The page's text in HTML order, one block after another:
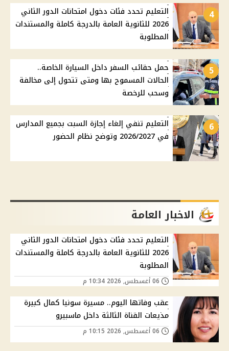
4
التعليم تحدد فئات دخول امتحانات الدور الثاني
2026 للثانوية العامة بالدرجة كاملة والمستندات
المطلوبة
5
حمل حقائب السفر داخل السيارة الخاصة..
الحالات المسموح بها ومتى تتحول إلى مخالفة
وسحب للرخصة
6
التعليم تنفي إلغاء إجازة السبت بجميع المدارس
في 2026/2027 وتوضح نظام الحضور
الاخبار العامة
التعليم تحدد فئات دخول امتحانات الدور الثاني
2026 للثانوية العامة بالدرجة كاملة والمستندات
المطلوبة
عقب وفاتها اليوم.. مسيرة سونيا كمال كبيرة
مذيعات القناة الثالثة داخل ماسبيرو